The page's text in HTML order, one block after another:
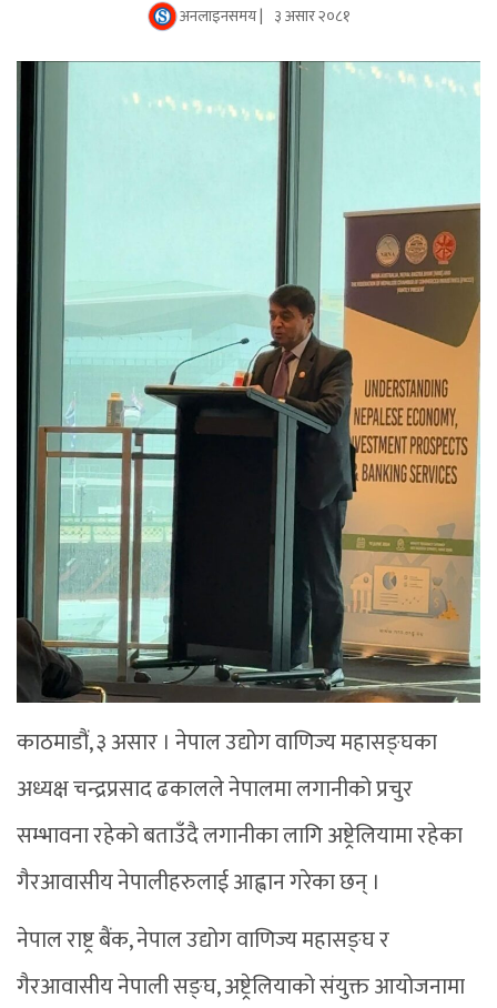
अनलाइनसमय | ३ असार २०८१
काठमाडौं, ३ असार । नेपाल उद्योग वाणिज्य महासङ्घका
अध्यक्ष चन्द्रप्रसाद ढकालले नेपालमा लगानीको प्रचुर
सम्भावना रहेको बताउँदै लगानीका लागि अष्ट्रेलियामा रहेका
गैरआवासीय नेपालीहरुलाई आह्वान गरेका छन् ।
नेपाल राष्ट्र बैंक, नेपाल उद्योग वाणिज्य महासङ्घ र
गैरआवासीय नेपाली सङ्घ, अष्ट्रेलियाको संयुक्त आयोजनामा